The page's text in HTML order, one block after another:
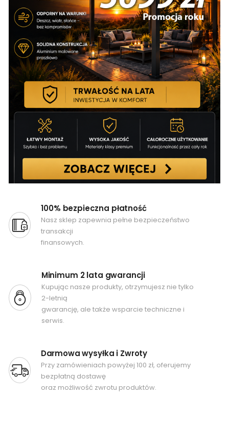
100% bezpieczna płatność
Nasz sklep zapewnia pełne bezpieczeństwo
transakcji
finansowych.
Minimum 2 lata gwarancji
Kupując nasze produkty, otrzymujesz nie tylko
2-letnią
gwarancję, ale także wsparcie techniczne i
serwis.
Darmowa wysyłka i Zwroty
Przy zamówieniach powyżej 100 zł, oferujemy
bezpłatną dostawę
oraz możliwość zwrotu produktów.